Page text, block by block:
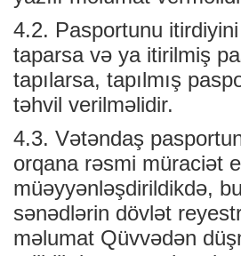
4.2. Pasportunu
taparsa və ya itirilmiş
tapılarsa, tapılmış
təhvil verilməlidir.
4.3. Vətəndaş
orqana rəsmi müraciət
müəyyənləşdirildikdə,
sənədlərin dövlət
məlumat Qüvvədən